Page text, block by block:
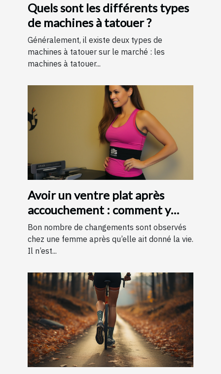
Quels sont les différents types
de machines à tatouer ?
Généralement, il existe deux types de
machines à tatouer sur le marché : les
machines à tatouer...
Avoir un ventre plat après
accouchement : comment y
parvenir ?
Bon nombre de changements sont observés
chez une femme après qu’elle ait donné la vie.
Il n’est...